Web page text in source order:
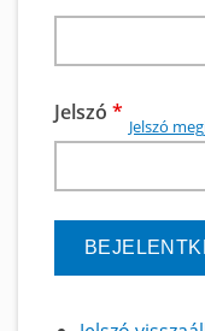
Jelszó *
Jelszó